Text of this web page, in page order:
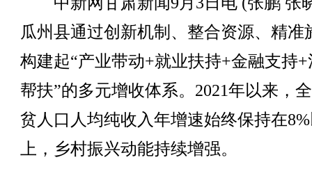
瓜州县通过创新机制、整合资源、精准
构建起“产业带动+就业扶持+金融支持+
帮扶”的多元增收体系。2021年以来，
贫人口人均纯收入年增速始终保持在
上，乡村振兴动能持续增强。